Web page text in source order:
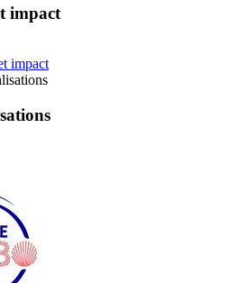
impact
impact